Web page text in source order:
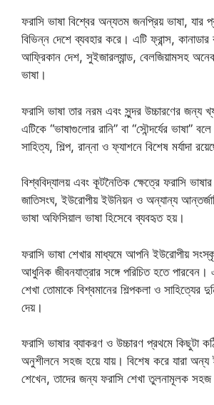
ফরাসি ভাষা বিশ্বের অন্যতম জনপ্রিয় ভাষা, যার
বিভিন্ন দেশে ব্যবহার করে। এটি ফ্রান্স,
আফ্রিকান দেশ, সুইজারল্যান্ড, বেলজিয়ামসহ
ভাষা।
ফরাসি ভাষা তার নরম এবং সুন্দর উচ্চারণের জন্য
এটিকে “ভাষাগুলোর রানি” বা “সৌন্দর্যের ভাষা”
সাহিত্য, শিল্প, রান্না ও ফ্যাশনে বিশেষ মর্যাদা
বিশ্ববিদ্যালয় এবং কূটনৈতিক ক্ষেত্রে ফরাসি
জাতিসংঘ, ইউরোপীয় ইউনিয়ন ও অন্যান্য
ভাষা অফিসিয়াল ভাষা হিসেবে ব্যবহৃত হয়।
ফরাসি ভাষা শেখার মাধ্যমে আপনি ইউরোপীয়
আধুনিক জীবনযাত্রার সঙ্গে পরিচিত হতে পারবেন।
শেখা তোমাকে বিশ্বমানের শিল্পকলা ও সাহিত্যের
দেয়।
ফরাসি ভাষার ব্যাকরণ ও উচ্চারণ প্রথমে কিছুটা
অনুশীলনে সহজ হয়ে যায়। বিশেষ করে যারা অন্য
শেখেন, তাদের জন্য ফরাসি শেখা তুলনামূলক